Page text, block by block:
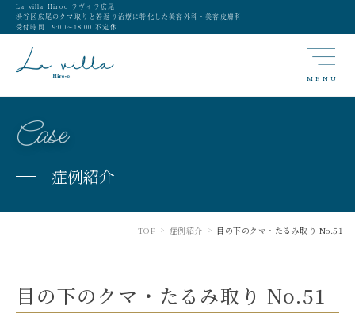
La villa Hiroo ラヴィラ広尾
渋谷区広尾のクマ取りと若返り治療に特化した美容外科・美容皮膚科
受付時間 9:00〜18:00 不定休
MENU
Case
症例紹介
TOP > 症例紹介 > 目の下のクマ・たるみ取り No.51
目の下のクマ・たるみ取り No.51